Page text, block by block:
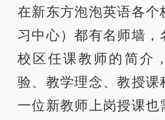
在新东方泡泡英语各个
习中心）都有名师墙，
校区任课教师的简介
验、教学理念、教授课
一位新教师上岗授课也